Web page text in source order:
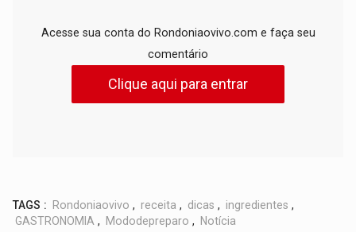
Acesse sua conta do Rondoniaovivo.com e faça seu
comentário
Clique aqui para entrar
TAGS : Rondoniaovivo , receita , dicas , ingredientes ,
GASTRONOMIA , Mododepreparo , Notícia